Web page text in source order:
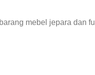
mebel jepara dan